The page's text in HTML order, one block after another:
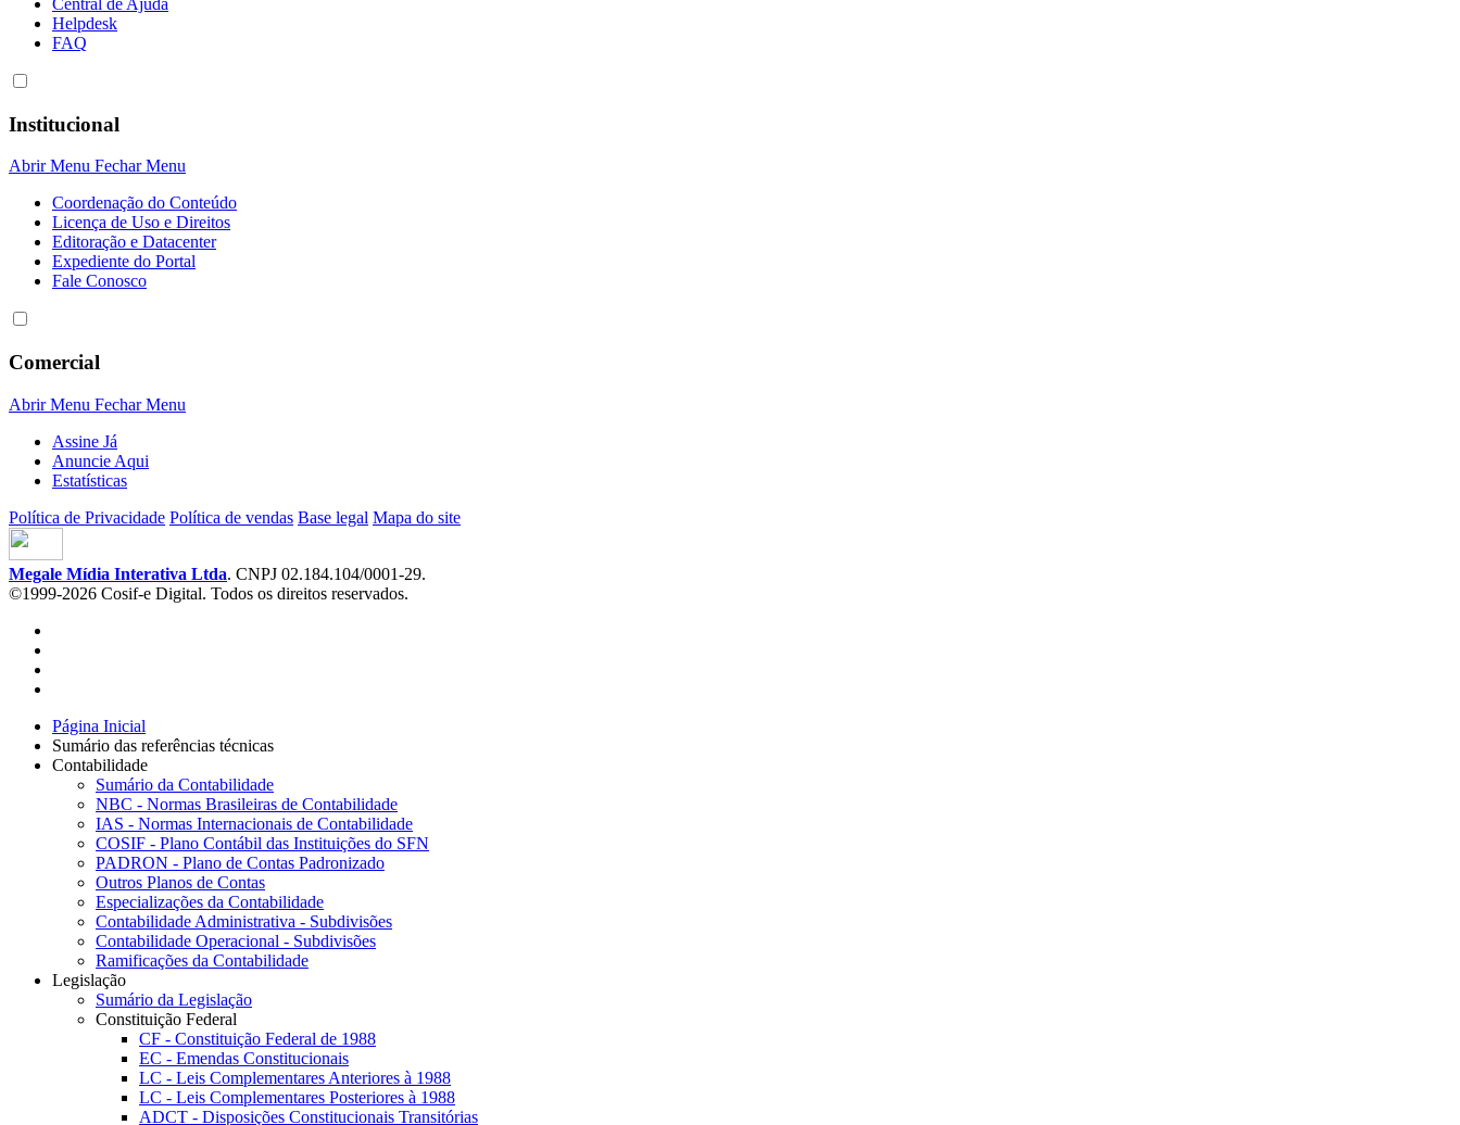
Central de Ajuda
Helpdesk
FAQ
Institucional
Abrir Menu Fechar Menu
Coordenação do Conteúdo
Licença de Uso e Direitos
Editoração e Datacenter
Expediente do Portal
Fale Conosco
Comercial
Abrir Menu Fechar Menu
Assine Já
Anuncie Aqui
Estatísticas
Política de Privacidade Política de vendas Base legal Mapa do site
Megale Mídia Interativa Ltda. CNPJ 02.184.104/0001-29.
©1999-2026 Cosif-e Digital. Todos os direitos reservados.
Página Inicial
Sumário das referências técnicas
Contabilidade
Sumário da Contabilidade
NBC - Normas Brasileiras de Contabilidade
IAS - Normas Internacionais de Contabilidade
COSIF - Plano Contábil das Instituições do SFN
PADRON - Plano de Contas Padronizado
Outros Planos de Contas
Especializações da Contabilidade
Contabilidade Administrativa - Subdivisões
Contabilidade Operacional - Subdivisões
Ramificações da Contabilidade
Legislação
Sumário da Legislação
Constituição Federal
CF - Constituição Federal de 1988
EC - Emendas Constitucionais
LC - Leis Complementares Anteriores à 1988
LC - Leis Complementares Posteriores à 1988
ADCT - Disposições Constitucionais Transitórias